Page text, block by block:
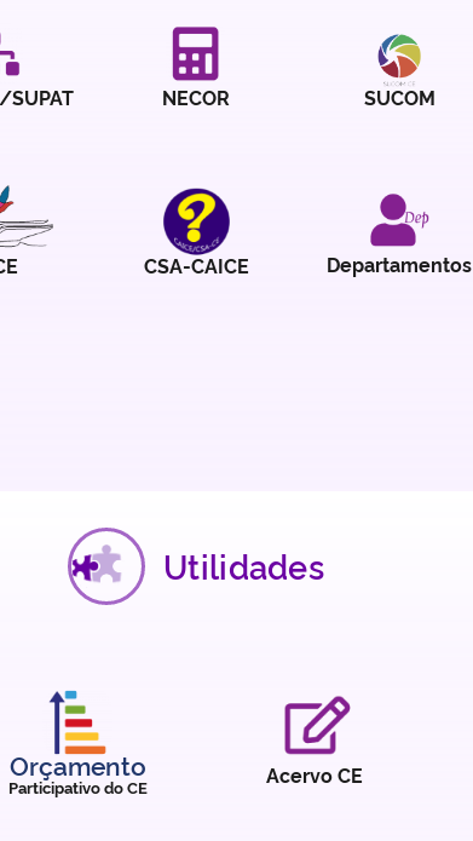
SUPAT NECOR SUCOM
CSA-CAICE Departamentos
Utilidades
Orçamento
Participativo do CE Acervo CE